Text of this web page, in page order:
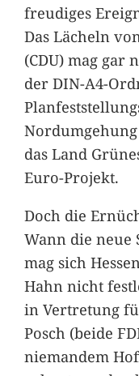
freudiges
Das Lächeln
(CDU) mag gar
der DIN-A4-
das Land
Euro-Projekt.
Doch die
Wann die neue
mag sich
Hahn nicht
in Vertretung
Posch (beide
niemandem